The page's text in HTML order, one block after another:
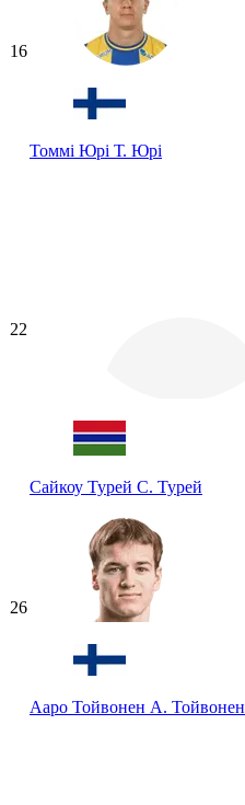
16
Томмі Юрі Т. Юрі
22
Сайкоу Турей С. Турей
26
Ааро Тойвонен А. Тойвонен